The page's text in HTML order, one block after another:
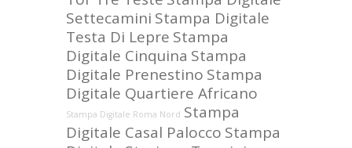
Settecamini Stampa Digitale
Testa Di Lepre Stampa
Digitale Cinquina Stampa
Digitale Prenestino Stampa
Digitale Quartiere Africano
Stampa Digitale Roma Nord Stampa
Digitale Casal Palocco Stampa